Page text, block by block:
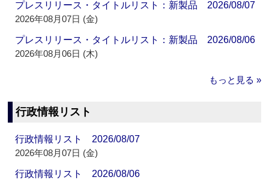
プレスリリース・タイトルリスト：新製品 2026/08/07
2026年08月07日 (金)
プレスリリース・タイトルリスト：新製品 2026/08/06
2026年08月06日 (木)
もっと見る »
行政情報リスト
行政情報リスト 2026/08/07
2026年08月07日 (金)
行政情報リスト 2026/08/06